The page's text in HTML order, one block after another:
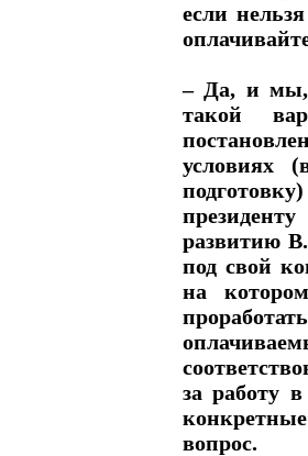
если
– Да, и мы,
такой
условиях
развитию
под свой
на
за работу
вопрос.